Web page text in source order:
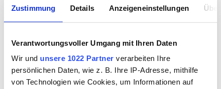
Zustimmung Details Anzeigeneinstellungen
Verantwortungsvoller Umgang mit Ihren Daten
Wir und unsere 1022 Partner verarbeiten Ihre
persönlichen Daten, wie z. B. Ihre IP-Adresse, mithilfe
von Technologien wie Cookies, um Informationen auf
1000BR
1000BR 20x30cm